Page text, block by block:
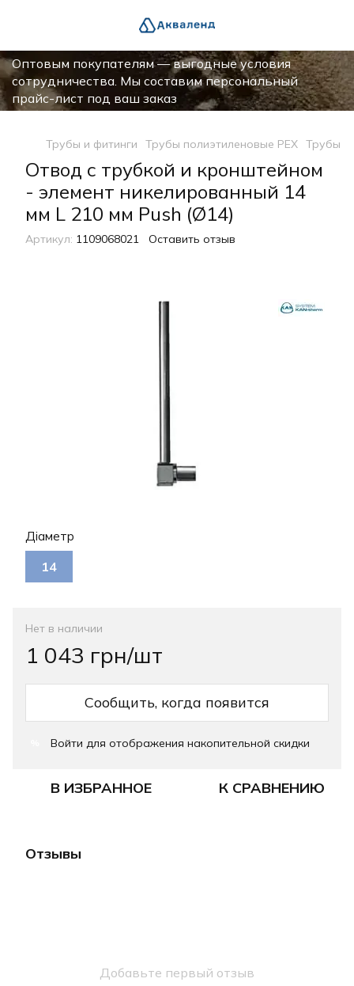
Оптовым покупателям — выгодные условия
сотрудничества. Мы составим персональный
прайс-лист под ваш заказ
Трубы и фитинги Трубы полиэтиленовые PEX Трубы
Отвод с трубкой и кронштейном
- элемент никелированный 14
мм L 210 мм Push (Ø14)
Артикул: 1109068021 Оставить отзыв
Діаметр
14
Нет в наличии
1 043 грн/шт
Сообщить, когда появится
Войти для отображения накопительной скидки
В ИЗБРАННОЕ К СРАВНЕНИЮ
Отзывы
Добавьте первый отзыв